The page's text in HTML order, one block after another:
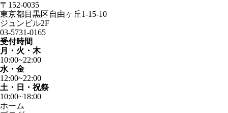
〒152-0035
東京都目黒区自由ヶ丘1-15-10
ジュンビル2F
03-5731-0165
受付時間
月・火・木
10:00~22:00
水・金
12:00~22:00
土・日・祝祭
10:00~18:00
ホーム